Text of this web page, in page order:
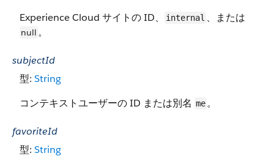
Experience Cloud サイトの ID、
internal 、または
null 。
subjectId
型: String
コンテキストユーザーの ID または別名 me。
favoriteId
型: String